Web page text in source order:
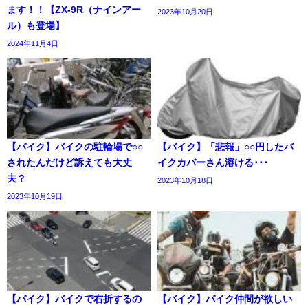
ます！！【ZX-9R（ナインアー
ル）も登場】
2024年11月4日
2023年10月20日
【バイク】バイクの駐輪場で○○
されたんだけど訴えても大丈
夫？
2023年10月19日
【バイク】「悲報」○○円したバ
イクカバーさん溶ける･･･
2023年10月18日
【バイク】バイクで右折するの
【バイク】バイク仲間が欲しい